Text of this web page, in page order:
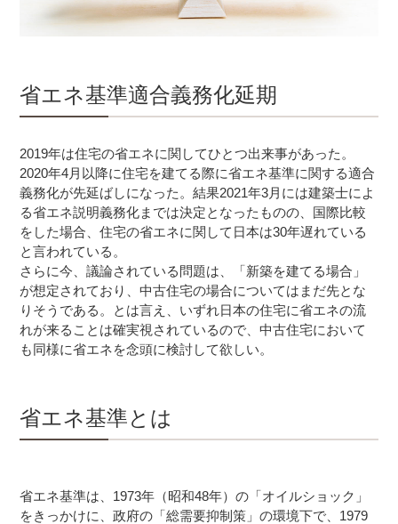
省エネ基準適合義務化延期
2019年は住宅の省エネに関してひとつ出来事があった。
2020年4月以降に住宅を建てる際に省エネ基準に関する適合
義務化が先延ばしになった。結果2021年3月には建築士によ
る省エネ説明義務化までは決定となったものの、国際比較
をした場合、住宅の省エネに関して日本は30年遅れている
と言われている。
さらに今、議論されている問題は、「新築を建てる場合」
が想定されており、中古住宅の場合についてはまだ先とな
りそうである。とは言え、いずれ日本の住宅に省エネの流
れが来ることは確実視されているので、中古住宅において
も同様に省エネを念頭に検討して欲しい。
省エネ基準とは
省エネ基準は、1973年（昭和48年）の「オイルショック」
をきっかけに、政府の「総需要抑制策」の環境下で、1979